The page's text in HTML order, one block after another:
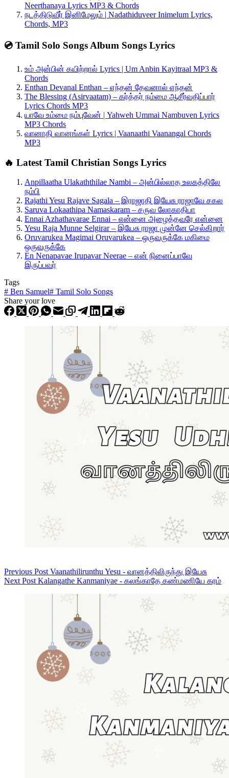
Neerthanaya Lyrics MP3 & Chords
நடத்திடுவீர் இனிமேலும் | Nadathiduveer Inimelum Lyrics,
Chords, MP3
💿 Tamil Solo Songs Album Songs Lyrics
உம் அன்பின் கயிற்றால் Lyrics | Um Anbin Kayitraal MP3 &
Chords
Enthan Devanal Enthan – எந்தன் தேவனால் எந்தன்
The Blessing (Asirvaatam) – கர்த்தர் நம்மை ஆசீர்வதிப்பார்
Lyrics Chords MP3
யாவே உம்மை நம்புவேன் | Yahweh Ummai Nambuven Lyrics
MP3 Chords
வானாதி வானங்கள் Lyrics | Vaanaathi Vaanangal Chords
MP3
🔥 Latest Tamil Christian Songs Lyrics
Anpillaatha Ulakaththilae Nambi – அன்பில்லாத உலகத்திலே
நம்பி
Rajathi Yesu Rajave Sagala – இராஜாதி இயேசு ராஜாவே சகல
Saruva Lokaathipa Namaskaram – சருவ லோகாதிபா
Ennai Azhathavarae Ennai – என்னை அழைத்தவரே என்னை
Yesu Raja Munne Selgirar – இயேசு ராஜா முன்னே செல்கிறார்
Oruvarukea Magimai Oruvarukea – ஒருவருக்கே மகிமை
ஒருவருக்கே
En Nenapavae Irupavar Neerae – என் நினைப்பாவே
இருப்பவர்
Tags
# Ben Samuel# Tamil Solo Songs
Share your love
Previous Post Vaanathilirunthu Yesu - வானத்திலிருந்து இயேசு
Next Post Kalangathe Kanmaniyae - கலங்காதே கண்மணியே கரம்